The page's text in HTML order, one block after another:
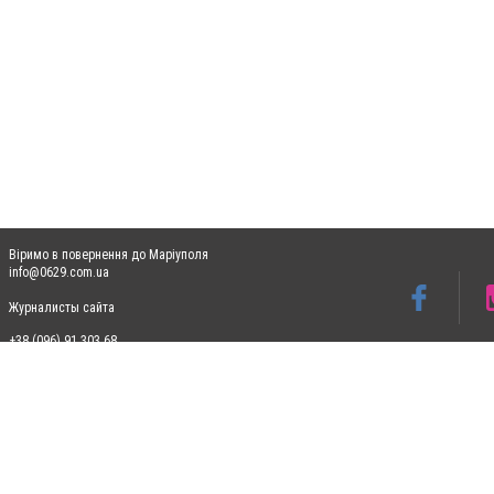
Віримо в повернення до Маріуполя
info@0629.com.ua
Журналисты сайта
+38 (096) 91 303 68